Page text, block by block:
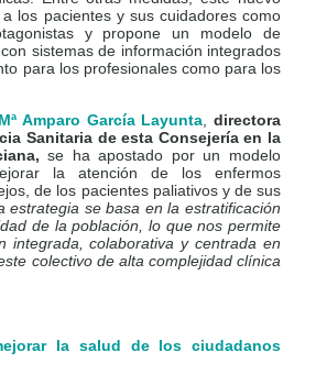
los pacientes y sus cuidadores como
y propone un modelo de
sistemas de información integrados
para los profesionales como para los
Mª Amparo García Layunta
directora
Sanitaria de esta Consejería en la
se ha apostado por un modelo
la atención de los enfermos
de los pacientes paliativos y de sus
estrategia se basa en la estratificación
de la población, lo que nos permite
integrada, colaborativa y centrada en
colectivo de alta complejidad clínica
la salud de los ciudadanos